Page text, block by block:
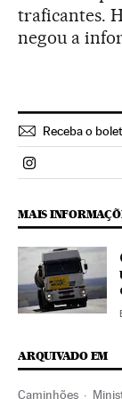
traficantes.
negou a
Receba o
Politica El País
MAIS
ARQUIVADO EM
Caminhões